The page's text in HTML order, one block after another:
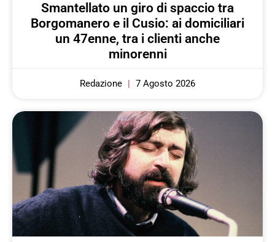
Smantellato un giro di spaccio tra
Borgomanero e il Cusio: ai domiciliari
un 47enne, tra i clienti anche
minorenni
Redazione 7 Agosto 2026